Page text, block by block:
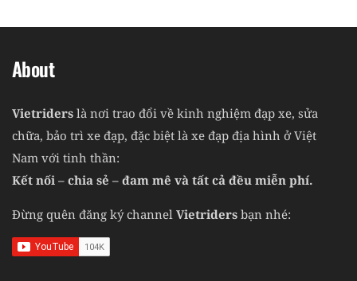
About
Vietriders là nơi trao đổi về kinh nghiệm đạp xe, sửa
chữa, bảo trì xe đạp, đặc biệt là xe đạp địa hình ở Việt
Nam với tinh thần:
Kết nối – chia sẻ – đam mê và tất cả đều miễn phí.
Đừng quên đăng ký channel Vietriders bạn nhé: